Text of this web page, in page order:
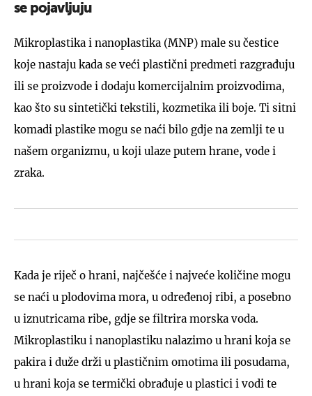
se pojavljuju
Mikroplastika i nanoplastika (MNP) male su čestice
koje nastaju kada se veći plastični predmeti razgrađuju
ili se proizvode i dodaju komercijalnim proizvodima,
kao što su sintetički tekstili, kozmetika ili boje. Ti sitni
komadi plastike mogu se naći bilo gdje na zemlji te u
našem organizmu, u koji ulaze putem hrane, vode i
zraka.
Kada je riječ o hrani, najčešće i najveće količine mogu
se naći u plodovima mora, u određenoj ribi, a posebno
u iznutricama ribe, gdje se filtrira morska voda.
Mikroplastiku i nanoplastiku nalazimo u hrani koja se
pakira i duže drži u plastičnim omotima ili posudama,
u hrani koja se termički obrađuje u plastici i vodi te